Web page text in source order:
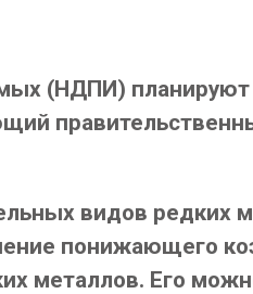
(НДПИ)
видов редких
понижающего
металлов. Его